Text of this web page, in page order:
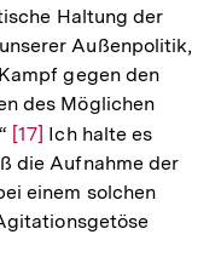
Haltung der
Außenpolitik,
gegen den
des Möglichen
Zur
Auflösung
der
Fußnote
[17] Ich halte es
die Aufnahme der
einem solchen